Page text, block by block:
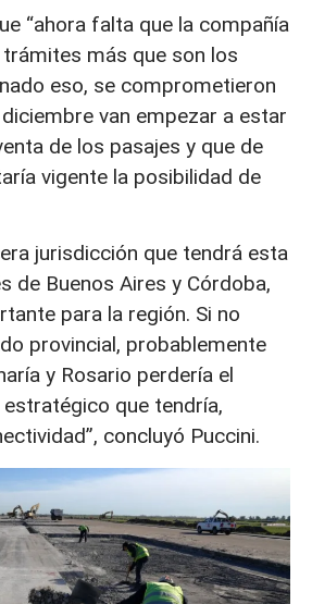
“ahora falta que la compañía
más que son los
eso, se comprometieron
van empezar a estar
de los pasajes y que de
vigente la posibilidad de
jurisdicción que tendrá esta
de Buenos Aires y Córdoba,
para la región. Si no
provincial, probablemente
y Rosario perdería el
que tendría,
concluyó Puccini.